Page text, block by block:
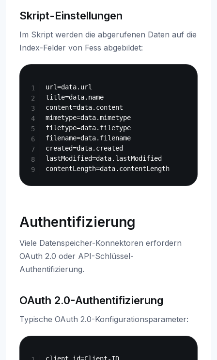
Skript-Einstellungen
Im Skript werden die abgerufenen Daten auf die
Index-Felder von Fess abgebildet:
url=data.url
title=data.name
content=data.content
mimetype=data.mimetype
filetype=data.filetype
filename=data.filename
created=data.created
lastModified=data.lastModified
Authentifizierung
Viele Datenspeicher-Konnektoren erfordern
OAuth 2.0 oder API-Schlüssel-
Authentifizierung.
OAuth 2.0-Authentifizierung
Typische OAuth 2.0-Konfigurationsparameter: